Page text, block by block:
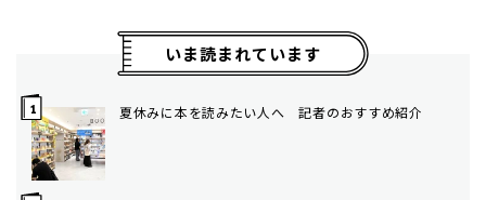
いま読まれています
夏休みに本を読みたい人へ 記者のおすすめ紹介